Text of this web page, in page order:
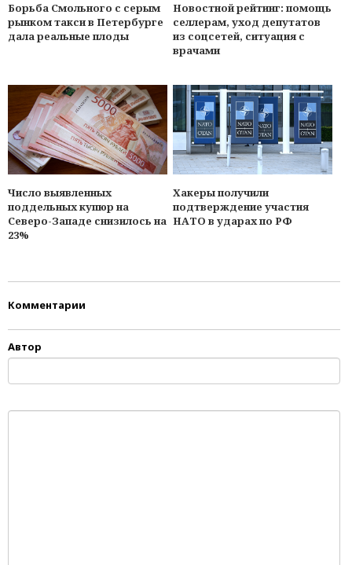
Борьба Смольного с серым
рынком такси в Петербурге
дала реальные плоды
Новостной рейтинг: помощь
селлерам, уход депутатов
из соцсетей, ситуация с
врачами
Число выявленных
поддельных купюр на
Северо-Западе снизилось на
23%
Хакеры получили
подтверждение участия
НАТО в ударах по РФ
Комментарии
Автор